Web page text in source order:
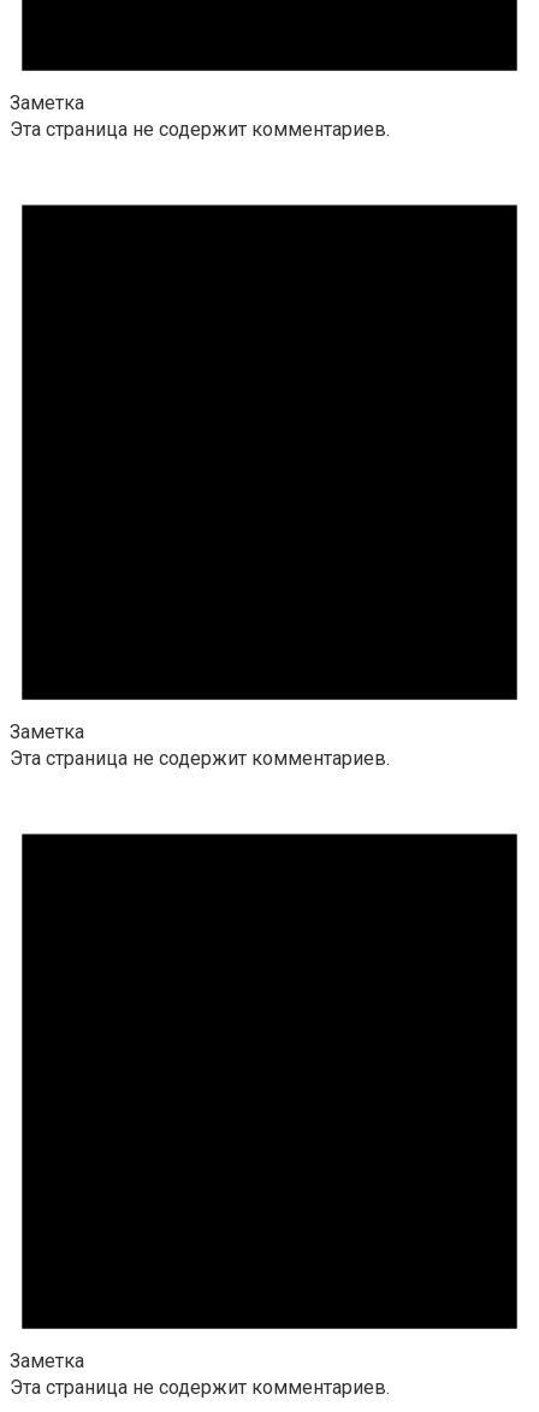
Заметка
Эта страница не содержит комментариев.
Заметка
Эта страница не содержит комментариев.
Заметка
Эта страница не содержит комментариев.